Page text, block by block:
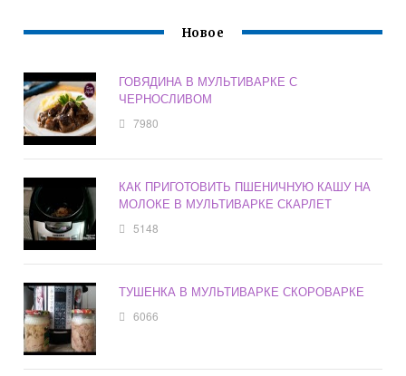
Новое
ГОВЯДИНА В МУЛЬТИВАРКЕ С
ЧЕРНОСЛИВОМ
7980
КАК ПРИГОТОВИТЬ ПШЕНИЧНУЮ КАШУ НА
МОЛОКЕ В МУЛЬТИВАРКЕ СКАРЛЕТ
5148
ТУШЕНКА В МУЛЬТИВАРКЕ СКОРОВАРКЕ
6066